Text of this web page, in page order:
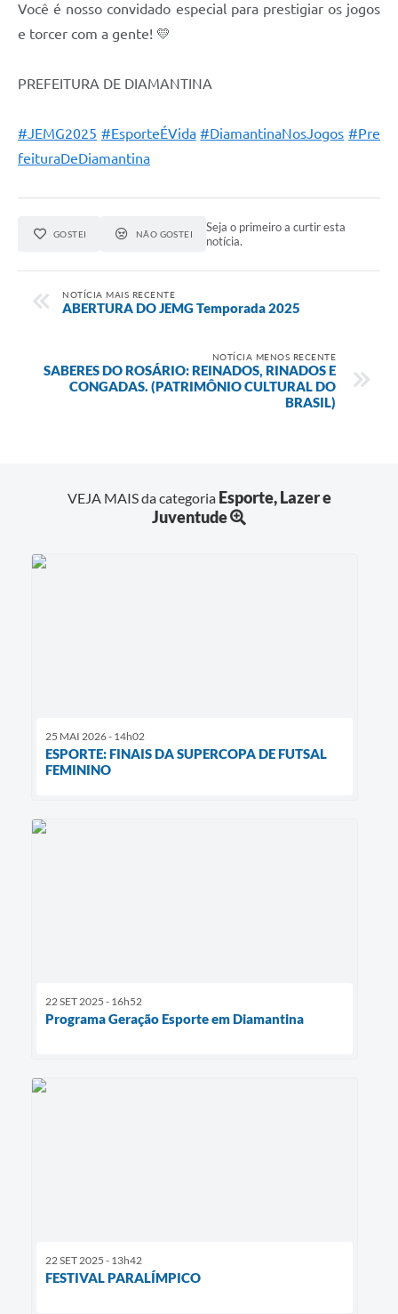
Você é nosso convidado especial para prestigiar os jogos
e torcer com a gente! 💛
PREFEITURA DE DIAMANTINA
#JEMG2025 #EsporteÉVida #DiamantinaNosJogos #Pre
feituraDeDiamantina
GOSTEI NÃO GOSTEI
Seja o primeiro a curtir esta
notícia.
NOTÍCIA MAIS RECENTE
ABERTURA DO JEMG Temporada 2025
NOTÍCIA MENOS RECENTE
SABERES DO ROSÁRIO: REINADOS, RINADOS E
CONGADAS. (PATRIMÔNIO CULTURAL DO
BRASIL)
VEJA MAIS da categoria Esporte, Lazer e
Juventude
25 MAI 2026 - 14h02
ESPORTE: FINAIS DA SUPERCOPA DE FUTSAL
FEMININO
22 SET 2025 - 16h52
Programa Geração Esporte em Diamantina
22 SET 2025 - 13h42
FESTIVAL PARALÍMPICO